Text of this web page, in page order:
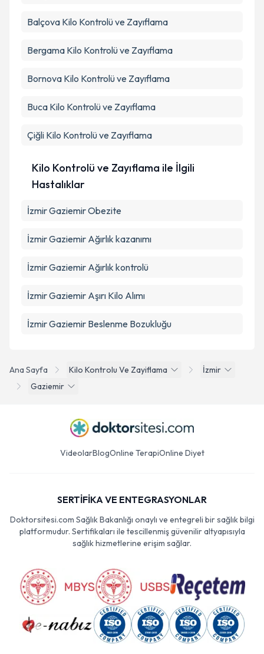
Ana Sayfa Kilo Kontrolu Ve Zayiflama
İzmir
Gaziemir
Balçova Kilo Kontrolü ve Zayıflama
Bergama Kilo Kontrolü ve Zayıflama
Bornova Kilo Kontrolü ve Zayıflama
Buca Kilo Kontrolü ve Zayıflama
Çiğli Kilo Kontrolü ve Zayıflama
Kilo Kontrolü ve Zayıflama ile İlgili
Hastalıklar
İzmir Gaziemir Obezite
İzmir Gaziemir Ağırlık kazanımı
İzmir Gaziemir Ağırlık kontrolü
İzmir Gaziemir Aşırı Kilo Alımı
İzmir Gaziemir Beslenme Bozukluğu
VideolarBlogOnline TerapiOnline Diyet
SERTİFİKA VE ENTEGRASYONLAR
Doktorsitesi.com Sağlık Bakanlığı onaylı ve entegreli bir sağlık bilgi
platformudur. Sertifikaları ile tescillenmiş güvenilir altyapısıyla
sağlık hizmetlerine erişim sağlar.